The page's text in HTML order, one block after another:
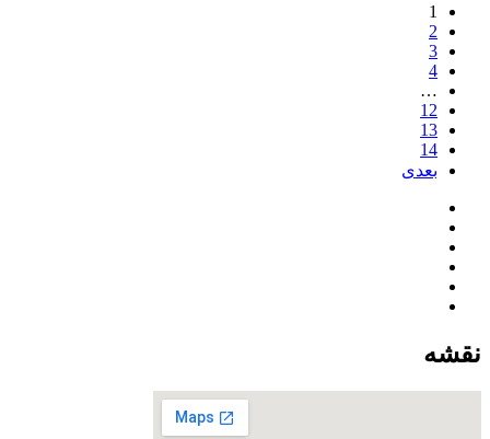
1
2
3
4
…
12
13
14
بعدی
نقشه